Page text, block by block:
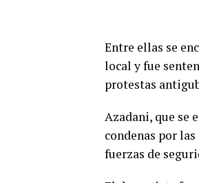
Entre ellas se
local y fue
protestas
Azadani, que se
condenas por
fuerzas de